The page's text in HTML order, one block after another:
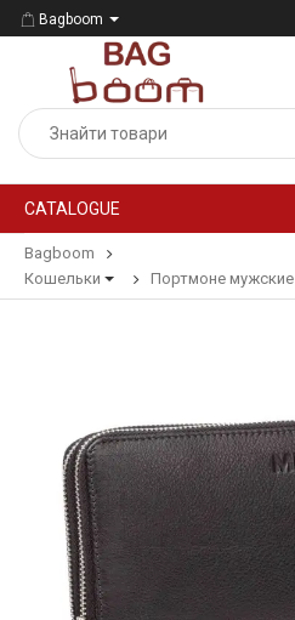
Bagboom
CATALOGUE
Bagboom
Кошельки
Портмоне мужские